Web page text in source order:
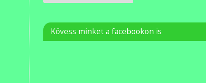
Kövess minket a facebookon is